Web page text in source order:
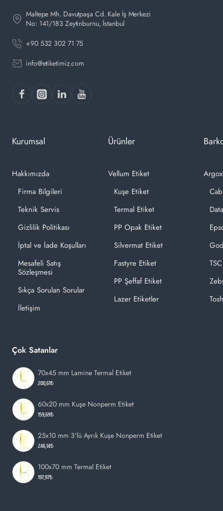
Maltepe Mh. Davutpaşa Cd. Kale İş Merkezi
No: 141/183 Zeytinburnu, İstanbul
+90 532 302 71 75
info@etiketimiz.com
Kurumsal
Hakkımızda
Firma Bilgileri
Teknik Servis
Gizlilik Politikası
İptal ve İade Koşulları
Mesafeli Satış
Sözleşmesi
Sıkça Sorulan Sorular
İletişim
Ürünler
Vellum Etiket
Kuşe Etiket
Termal Etiket
PP Opak Etiket
Silvermat Etiket
Fastyre Etiket
PP Şeffaf Etiket
Lazer Etiketler
Çok Satanlar
70x45 mm Lamine Termal Etiket
200,61₺
60x20 mm Kuşe Nonperm Etiket
159,69₺
25x10 mm 3'lü Ayrık Kuşe Nonperm Etiket
246,14₺
100x70 mm Termal Etiket
197,97₺